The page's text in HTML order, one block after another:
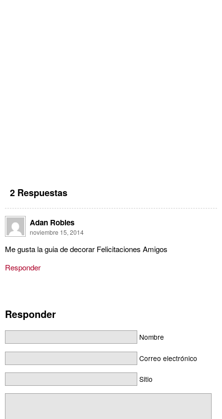
2 Respuestas
Adan Robles
noviembre 15, 2014
Me gusta la guia de decorar Felicitaciones Amigos
Responder
Responder
Nombre
Correo electrónico
Sitio